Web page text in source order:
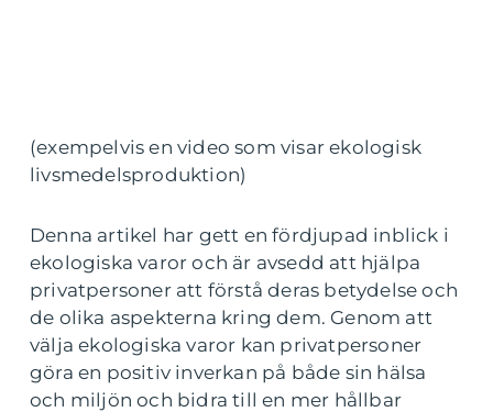
(exempelvis en video som visar ekologisk
livsmedelsproduktion)
Denna artikel har gett en fördjupad inblick i
ekologiska varor och är avsedd att hjälpa
privatpersoner att förstå deras betydelse och
de olika aspekterna kring dem. Genom att
välja ekologiska varor kan privatpersoner
göra en positiv inverkan på både sin hälsa
och miljön och bidra till en mer hållbar